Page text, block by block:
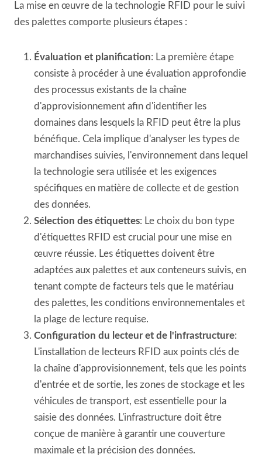
La mise en œuvre de la technologie RFID pour le suivi
des palettes comporte plusieurs étapes :
Évaluation et planification: La première étape
consiste à procéder à une évaluation approfondie
des processus existants de la chaîne
d'approvisionnement afin d'identifier les
domaines dans lesquels la RFID peut être la plus
bénéfique. Cela implique d'analyser les types de
marchandises suivies, l'environnement dans lequel
la technologie sera utilisée et les exigences
spécifiques en matière de collecte et de gestion
des données.
Sélection des étiquettes: Le choix du bon type
d'étiquettes RFID est crucial pour une mise en
œuvre réussie. Les étiquettes doivent être
adaptées aux palettes et aux conteneurs suivis, en
tenant compte de facteurs tels que le matériau
des palettes, les conditions environnementales et
la plage de lecture requise.
Configuration du lecteur et de l'infrastructure:
L'installation de lecteurs RFID aux points clés de
la chaîne d'approvisionnement, tels que les points
d'entrée et de sortie, les zones de stockage et les
véhicules de transport, est essentielle pour la
saisie des données. L'infrastructure doit être
conçue de manière à garantir une couverture
maximale et la précision des données.